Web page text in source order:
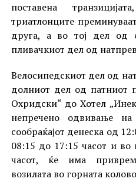
поставена
триатлонците
друга, а во тој дел од
пливачкиот дел од
Велосипедскиот дел од
долниот дел од патниот
Охридски“ до Хотел
непречено одвивање
сообраќајот денеска од
08:15 до 17:15 часот и
часот, ќе има
возилата во горната